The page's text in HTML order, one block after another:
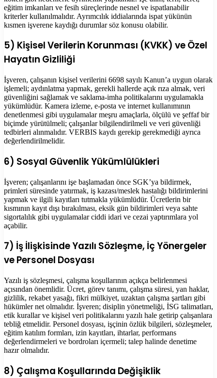
eğitim imkanları ve fesih süreçlerinde nesnel ve ispatlanabilir
kriterler kullanılmalıdır. Ayrımcılık iddialarında ispat yükünün
kısmen işverene kaydığı durumlar söz konusu olabilir.
5) Kişisel Verilerin Korunması (KVKK) ve Özel
Hayatın Gizliliği
İşveren, çalışanın kişisel verilerini 6698 sayılı Kanun’a uygun olarak
işlemeli; aydınlatma yapmak, gerekli hallerde açık rıza almak, veri
güvenliğini sağlamak ve saklama-imha politikalarını uygulamakla
yükümlüdür. Kamera izleme, e-posta ve internet kullanımının
denetlenmesi gibi uygulamalar meşru amaçlarla, ölçülü ve şeffaf bir
biçimde yürütülmeli; çalışanlar bilgilendirilmeli ve veri güvenliği
tedbirleri alınmalıdır. VERBIS kaydı gerekip gerekmediği ayrıca
değerlendirilmelidir.
6) Sosyal Güvenlik Yükümlülükleri
İşveren; çalışanlarını işe başlamadan önce SGK’ya bildirmek,
primleri süresinde yatırmak, iş kazası/meslek hastalığı bildirimlerini
yapmak ve ilgili kayıtları tutmakla yükümlüdür. Ücretlerin bir
kısmının kayıt dışı bırakılması, eksik gün bildirimleri veya sahte
sigortalılık gibi uygulamalar ciddi idari ve cezai yaptırımlara yol
açabilir.
7) İş İlişkisinde Yazılı Sözleşme, İç Yönergeler
ve Personel Dosyası
Yazılı iş sözleşmesi, çalışma koşullarının açıkça belirlenmesi
açısından önemlidir. Ücret, görev tanımı, çalışma süresi, yan haklar,
gizlilik, rekabet yasağı, fikri mülkiyet, uzaktan çalışma şartları gibi
hükümler net olmalıdır. İşveren; disiplin yönetmeliği, İSG talimatları,
etik kurallar ve kişisel veri politikalarını yazılı hale getirip çalışanlara
tebliğ etmelidir. Personel dosyası, işçinin özlük bilgileri, sözleşmeler,
eğitim katılım formları, izin kayıtları, ihtarlar, performans
değerlendirmeleri ve bordroları içermeli; talep halinde denetime
hazır olmalıdır.
8) Çalışma Koşullarında Değişiklik